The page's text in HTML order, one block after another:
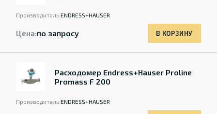
Производитель:ENDRESS+HAUSER
Цена:по запросу В КОРЗИНУ
Расходомер Endress+Hauser Proline
Promass F 200
Производитель:ENDRESS+HAUSER